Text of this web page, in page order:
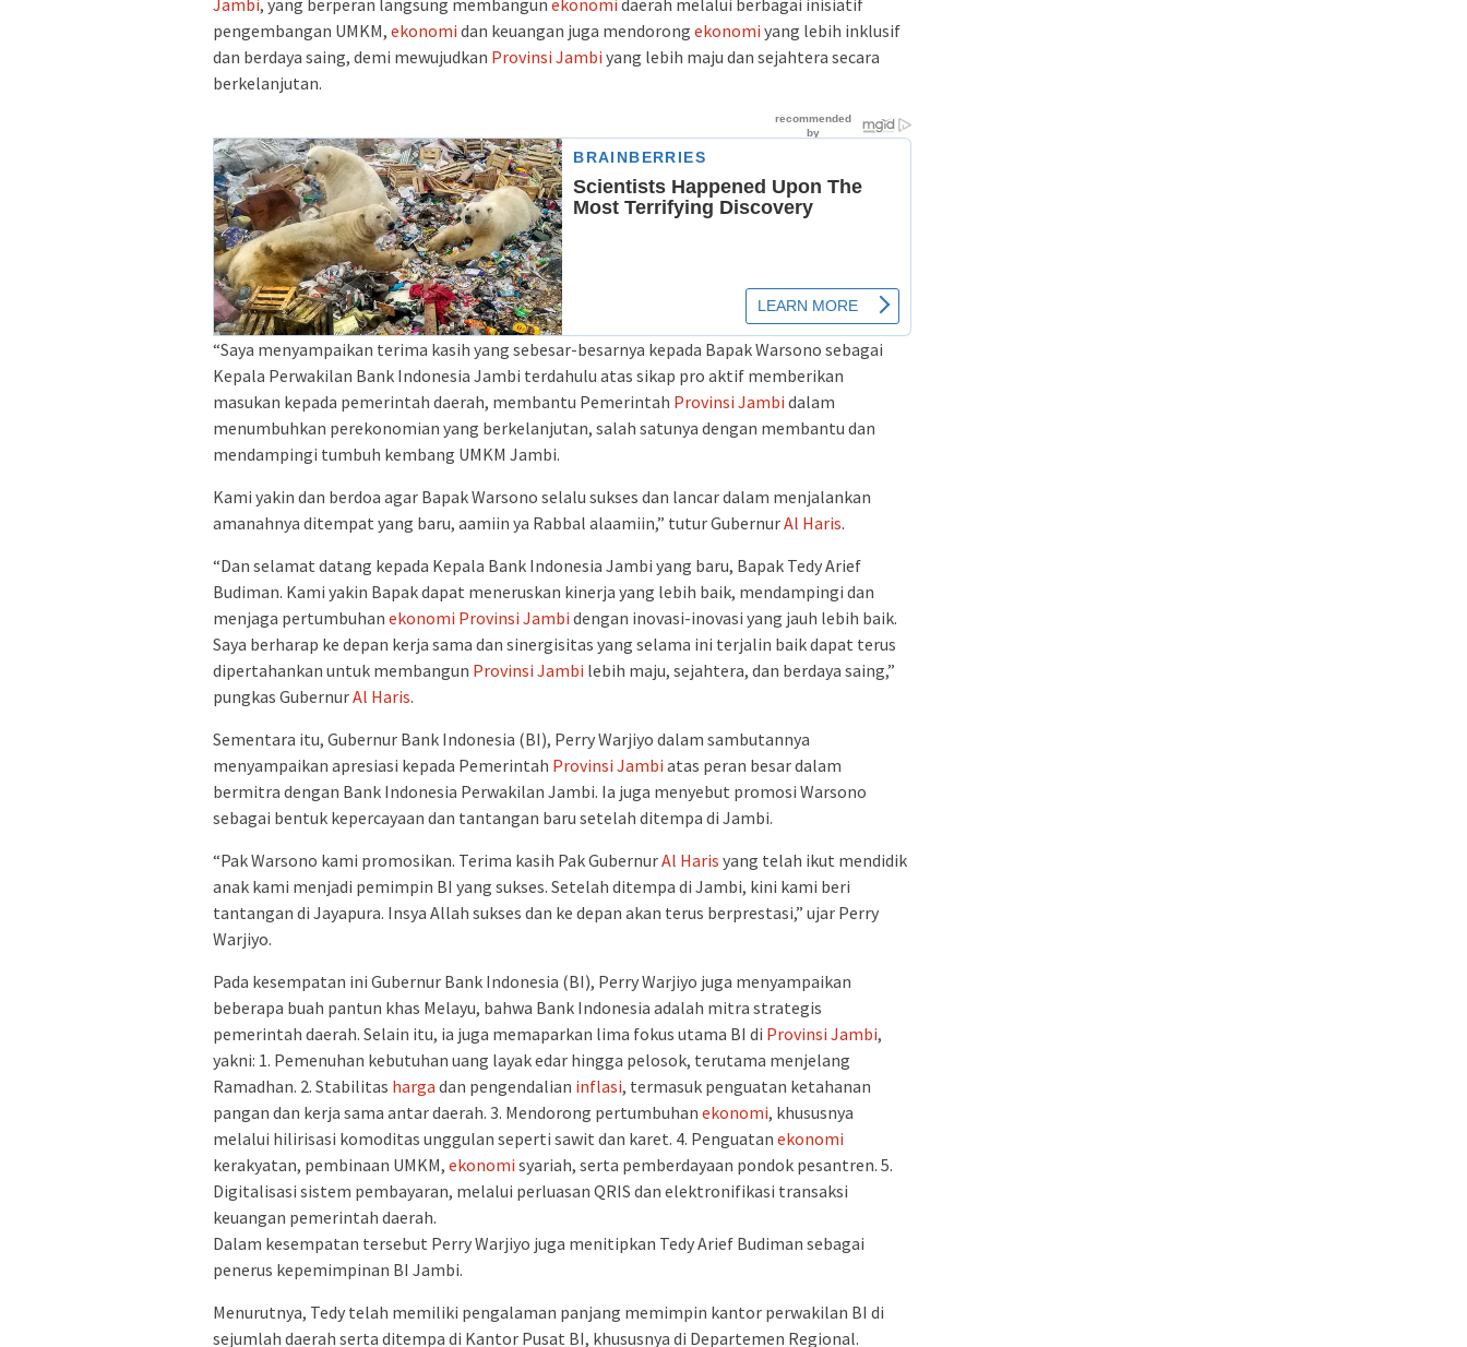
Jambi, yang berperan langsung membangun ekonomi daerah melalui berbagai inisiatif
pengembangan UMKM, ekonomi dan keuangan juga mendorong ekonomi yang lebih inklusif
dan berdaya saing, demi mewujudkan Provinsi Jambi yang lebih maju dan sejahtera secara
berkelanjutan.
“Saya menyampaikan terima kasih yang sebesar-besarnya kepada Bapak Warsono sebagai
Kepala Perwakilan Bank Indonesia Jambi terdahulu atas sikap pro aktif memberikan
masukan kepada pemerintah daerah, membantu Pemerintah Provinsi Jambi dalam
menumbuhkan perekonomian yang berkelanjutan, salah satunya dengan membantu dan
mendampingi tumbuh kembang UMKM Jambi.
Kami yakin dan berdoa agar Bapak Warsono selalu sukses dan lancar dalam menjalankan
amanahnya ditempat yang baru, aamiin ya Rabbal alaamiin,” tutur GubernurAl Haris.
“Dan selamat datang kepada Kepala Bank Indonesia Jambi yang baru, Bapak Tedy Arief
Budiman. Kami yakin Bapak dapat meneruskan kinerja yang lebih baik, mendampingi dan
menjaga pertumbuhan ekonomi Provinsi Jambi dengan inovasi-inovasi yang jauh lebih baik.
Saya berharap ke depan kerja sama dan sinergisitas yang selama ini terjalin baik dapat terus
dipertahankan untuk membangun Provinsi Jambi lebih maju, sejahtera, dan berdaya saing,”
pungkas GubernurAl Haris.
Sementara itu, Gubernur Bank Indonesia (BI), Perry Warjiyo dalam sambutannya
menyampaikan apresiasi kepada Pemerintah Provinsi Jambi atas peran besar dalam
bermitra dengan Bank Indonesia Perwakilan Jambi. Ia juga menyebut promosi Warsono
sebagai bentuk kepercayaan dan tantangan baru setelah ditempa di Jambi.
“Pak Warsono kami promosikan. Terima kasih Pak GubernurAl Haris yang telah ikut mendidik
anak kami menjadi pemimpin BI yang sukses. Setelah ditempa di Jambi, kini kami beri
tantangan di Jayapura. Insya Allah sukses dan ke depan akan terus berprestasi,” ujar Perry
Warjiyo.
Pada kesempatan ini Gubernur Bank Indonesia (BI), Perry Warjiyo juga menyampaikan
beberapa buah pantun khas Melayu, bahwa Bank Indonesia adalah mitra strategis
pemerintah daerah. Selain itu, ia juga memaparkan lima fokus utama BI di Provinsi Jambi,
yakni: 1. Pemenuhan kebutuhan uang layak edar hingga pelosok, terutama menjelang
Ramadhan. 2. Stabilitas harga dan pengendalian inflasi, termasuk penguatan ketahanan
pangan dan kerja sama antar daerah. 3. Mendorong pertumbuhan ekonomi, khususnya
melalui hilirisasi komoditas unggulan seperti sawit dan karet. 4. Penguatan ekonomi
kerakyatan, pembinaan UMKM, ekonomi syariah, serta pemberdayaan pondok pesantren. 5.
Digitalisasi sistem pembayaran, melalui perluasan QRIS dan elektronifikasi transaksi
keuangan pemerintah daerah.
Dalam kesempatan tersebut Perry Warjiyo juga menitipkan Tedy Arief Budiman sebagai
penerus kepemimpinan BI Jambi.
Menurutnya, Tedy telah memiliki pengalaman panjang memimpin kantor perwakilan BI di
sejumlah daerah serta ditempa di Kantor Pusat BI, khususnya di Departemen Regional.